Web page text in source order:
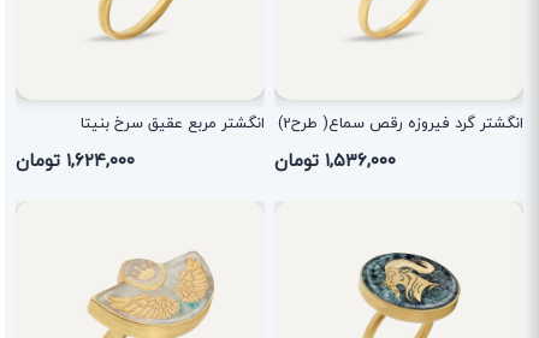
انگشتر گرد فیروزه رقص سماع( طرح2)
۱,۵۳۶,۰۰۰ تومان
انگشتر مربع عقیق سرخ بنیتا
۱,۶۲۴,۰۰۰ تومان